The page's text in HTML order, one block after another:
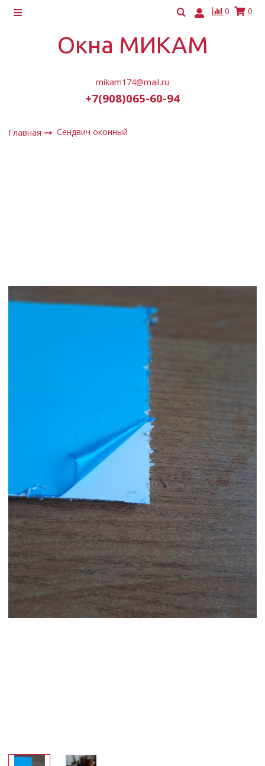
0 0
Окна МИКАМ
mikam174@mail.ru
+7(908)065-60-94
Главная Сендвич оконный